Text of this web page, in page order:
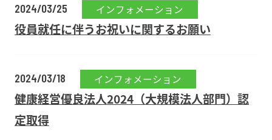
2024/03/25 インフォメーション
役員就任に伴うお祝いに関するお願い
2024/03/18 インフォメーション
健康経営優良法人2024（大規模法人部門）認
定取得